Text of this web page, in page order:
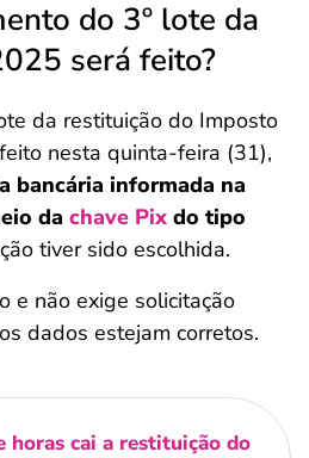
do 3º lote da
será feito?
da restituição do Imposto
nesta quinta-feira (31),
bancária informada na
da chave Pix do tipo
tiver sido escolhida.
e não exige solicitação
dados estejam corretos.
horas cai a restituição do